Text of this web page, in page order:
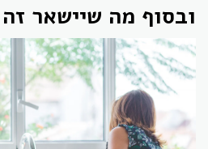
ובסוף מה שיישאר